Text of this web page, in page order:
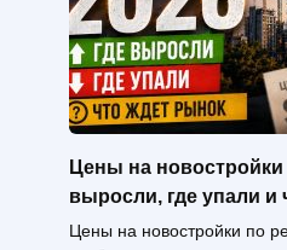
Цены на новостройки
выросли, где упали и
Цены на новостройки по